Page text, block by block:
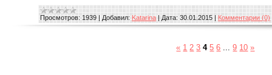
Просмотров: 1939 | Добавил: Katarina | Дата: 30.01.2015 | Комментарии (0)
« 1 2 3 4 5 6 ... 9 10 »